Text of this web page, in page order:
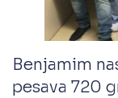
Benjamim
pesava 720